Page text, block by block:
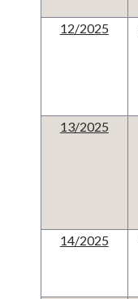
12/2025
13/2025
14/2025